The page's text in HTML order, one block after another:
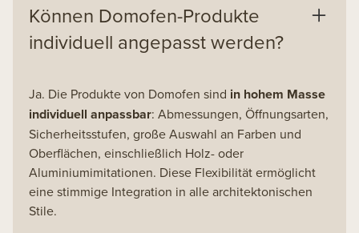
Können Domofen-Produkte
individuell angepasst werden?
Ja. Die Produkte von Domofen sind in hohem Masse
individuell anpassbar: Abmessungen, Öffnungsarten,
Sicherheitsstufen, große Auswahl an Farben und
Oberflächen, einschließlich Holz- oder
Aluminiumimitationen. Diese Flexibilität ermöglicht
eine stimmige Integration in alle architektonischen
Stile.